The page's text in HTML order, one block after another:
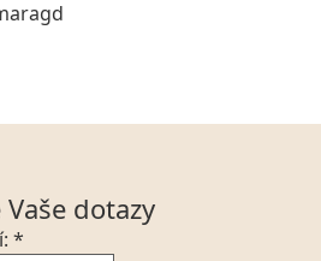
dotazy
*